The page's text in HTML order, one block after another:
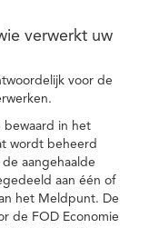
verwerkt uw
voor de
bewaard in het
wordt beheerd
aangehaalde
aan één of
het Meldpunt. De
de FOD Economie